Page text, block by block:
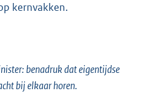
kernvakken.
benadruk dat eigentijdse
bij elkaar horen.